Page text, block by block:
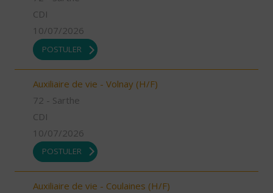
CDI
10/07/2026
POSTULER
Auxiliaire de vie - Volnay (H/F)
72 - Sarthe
CDI
10/07/2026
POSTULER
Auxiliaire de vie - Coulaines (H/F)